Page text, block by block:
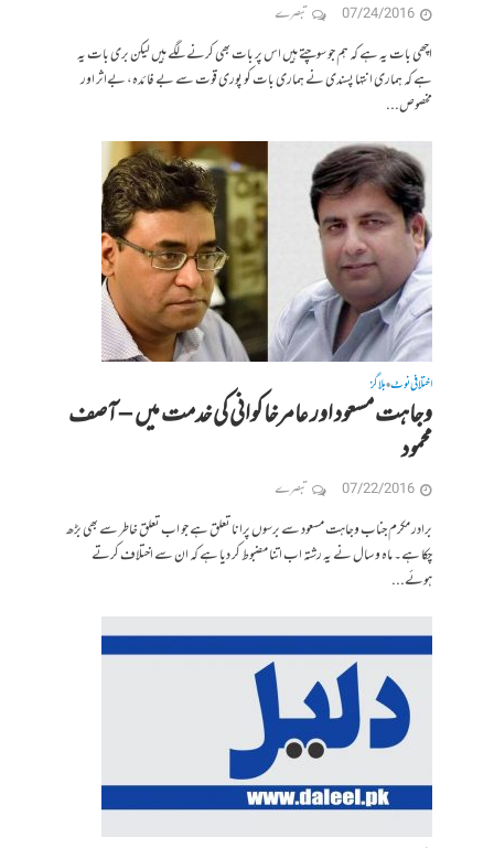
07/24/2016 تبصرے
اچھی بات یہ ہے کہ ہم جو سوچتے ہیں اس پر بات بھی کرنے لگے ہیں لیکن بری بات یہ
ہے کہ ہماری انتہا پسندی نے ہماری بات کو پوری قوت سے بے فائدہ، بےاثر اور
مخصوص...
اختلافی نوٹ•بلاگز
وجاہت مسعود اور عامرخاکوانی کی خدمت میں – آصف
محمود
07/22/2016 تبصرے
برادر مکرم جناب وجاہت مسعود سے برسوں پرانا تعلق ہے جو اب تعلق خاطر سے بھی بڑھ
چکا ہے۔ ماہ و سال نے یہ رشتہ اب اتنا مضبوط کر دیا ہے کہ ان سے اختلاف کرتے
ہوئے...